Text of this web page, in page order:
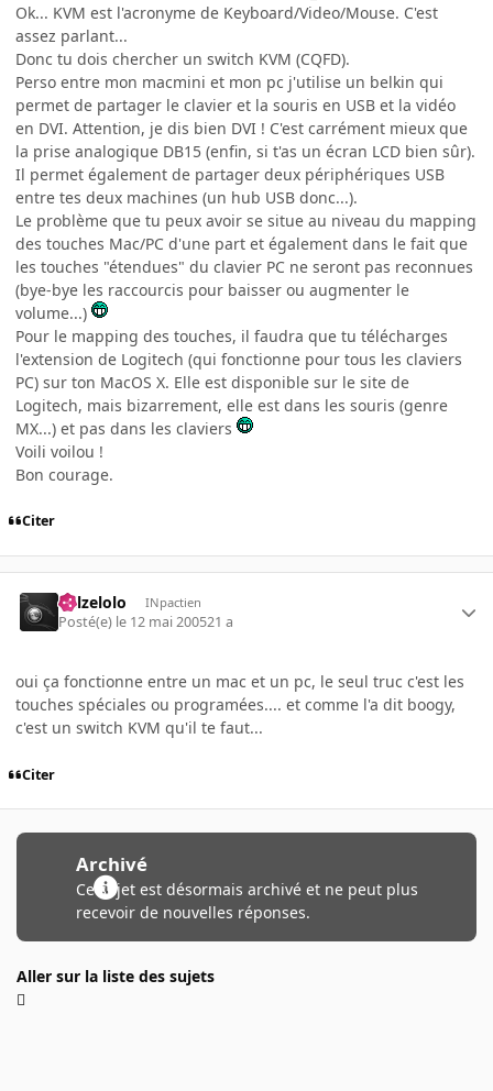
Ok... KVM est l'acronyme de Keyboard/Video/Mouse. C'est
assez parlant...
Donc tu dois chercher un switch KVM (CQFD).
Perso entre mon macmini et mon pc j'utilise un belkin qui
permet de partager le clavier et la souris en USB et la vidéo
en DVI. Attention, je dis bien DVI ! C'est carrément mieux que
la prise analogique DB15 (enfin, si t'as un écran LCD bien sûr).
Il permet également de partager deux périphériques USB
entre tes deux machines (un hub USB donc...).
Le problème que tu peux avoir se situe au niveau du mapping
des touches Mac/PC d'une part et également dans le fait que
les touches "étendues" du clavier PC ne seront pas reconnues
(bye-bye les raccourcis pour baisser ou augmenter le
volume...)
Pour le mapping des touches, il faudra que tu télécharges
l'extension de Logitech (qui fonctionne pour tous les claviers
PC) sur ton MacOS X. Elle est disponible sur le site de
Logitech, mais bizarrement, elle est dans les souris (genre
MX...) et pas dans les claviers
Voili voilou !
Bon courage.
Citer
killzelolo INpactien
Posté(e) le 12 mai 200521 a
oui ça fonctionne entre un mac et un pc, le seul truc c'est les
touches spéciales ou programées.... et comme l'a dit boogy,
c'est un switch KVM qu'il te faut...
Citer
Archivé
Ce sujet est désormais archivé et ne peut plus
recevoir de nouvelles réponses.
Aller sur la liste des sujets